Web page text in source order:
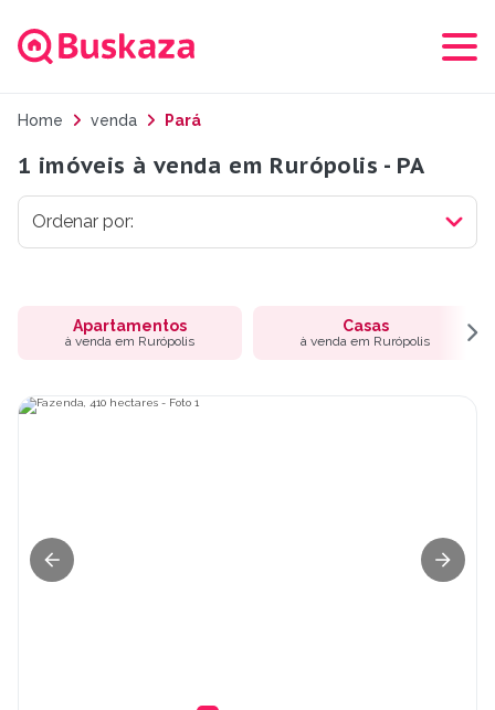
Home venda Pará
1 imóveis à venda em Rurópolis - PA
Apartamentos
à venda em Rurópolis
Casas
à venda em Rurópolis